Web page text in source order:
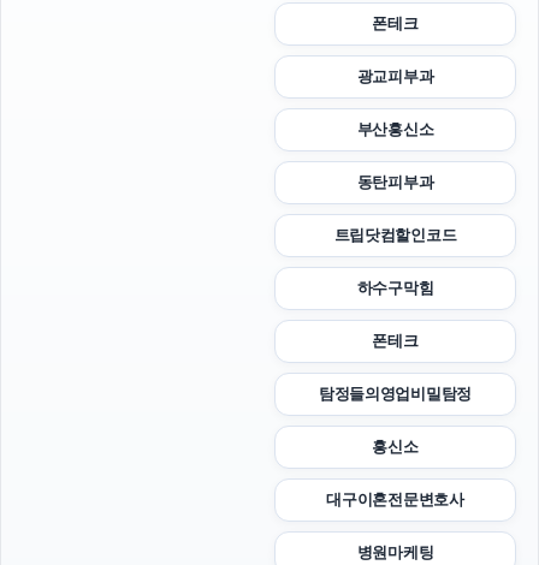
폰테크
광교피부과
부산흥신소
동탄피부과
트립닷컴할인코드
하수구막힘
폰테크
탐정들의영업비밀탐정
흥신소
대구이혼전문변호사
병원마케팅